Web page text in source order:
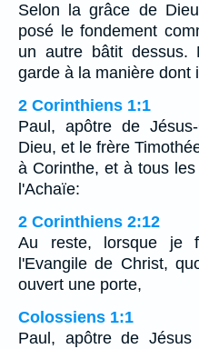
Selon la grâce de
posé le fondement
un autre bâtit dessus.
garde à la manière dont
2 Corinthiens 1:1
Paul, apôtre de
Dieu, et le frère
à Corinthe, et à tous
l'Achaïe:
2 Corinthiens 2:12
Au reste, lorsque je
l'Evangile de Christ,
ouvert une porte,
Colossiens 1:1
Paul, apôtre de